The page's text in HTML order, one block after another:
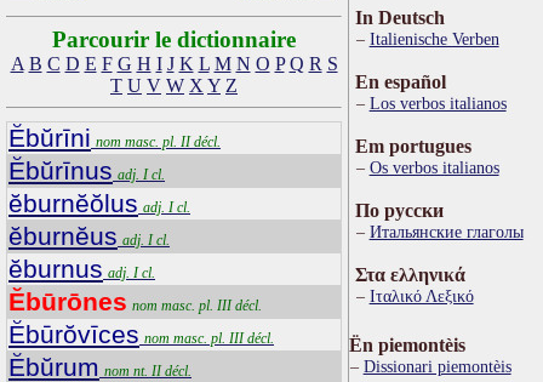
Parcourir le dictionnaire
A B C D E F G H I J K L M N O P Q R S
T U V W X Y Z
Ĕbŭrīni nom masc. pl. II décl.
Ĕbŭrīnus adj. I cl.
ĕburnĕŏlus adj. I cl.
ĕburnĕus adj. I cl.
ĕburnus adj. I cl.
Ĕbūrōnes nom masc. pl. III décl.
Ĕbūrŏvīces nom masc. pl. III décl.
Ĕbŭrum nom nt. II décl.
In Deutsch
Italienische Verben
En español
Los verbos italianos
Em portugues
Os verbos italianos
По русски
Итальянские глаголы
Στα ελληνικά
Ιταλικό Λεξικό
Ën piemontèis
Dissionari piemontèis